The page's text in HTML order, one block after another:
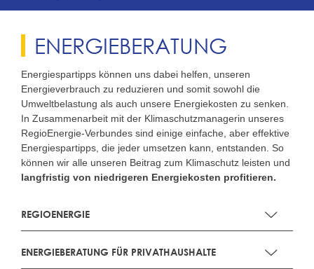
ENERGIEBERATUNG
Energiespartipps können uns dabei helfen, unseren
Energieverbrauch zu reduzieren und somit sowohl die
Umweltbelastung als auch unsere Energiekosten zu senken.
In Zusammenarbeit mit der Klimaschutzmanagerin unseres
RegioEnergie-Verbundes sind einige einfache, aber effektive
Energiespartipps, die jeder umsetzen kann, entstanden. So
können wir alle unseren Beitrag zum Klimaschutz leisten und
langfristig von niedrigeren Energiekosten profitieren.
REGIOENERGIE
ENERGIEBERATUNG FÜR PRIVATHAUSHALTE